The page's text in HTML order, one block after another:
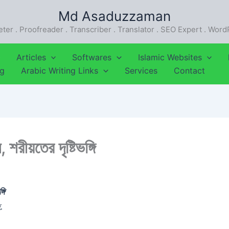
Md Asaduzzaman
. Proofreader . Transcriber . Translator . SEO Expert .
Articles Softwares Islamic Websites
Arabic Writing Links Services Contact
দৃষ্টিভঙ্গি